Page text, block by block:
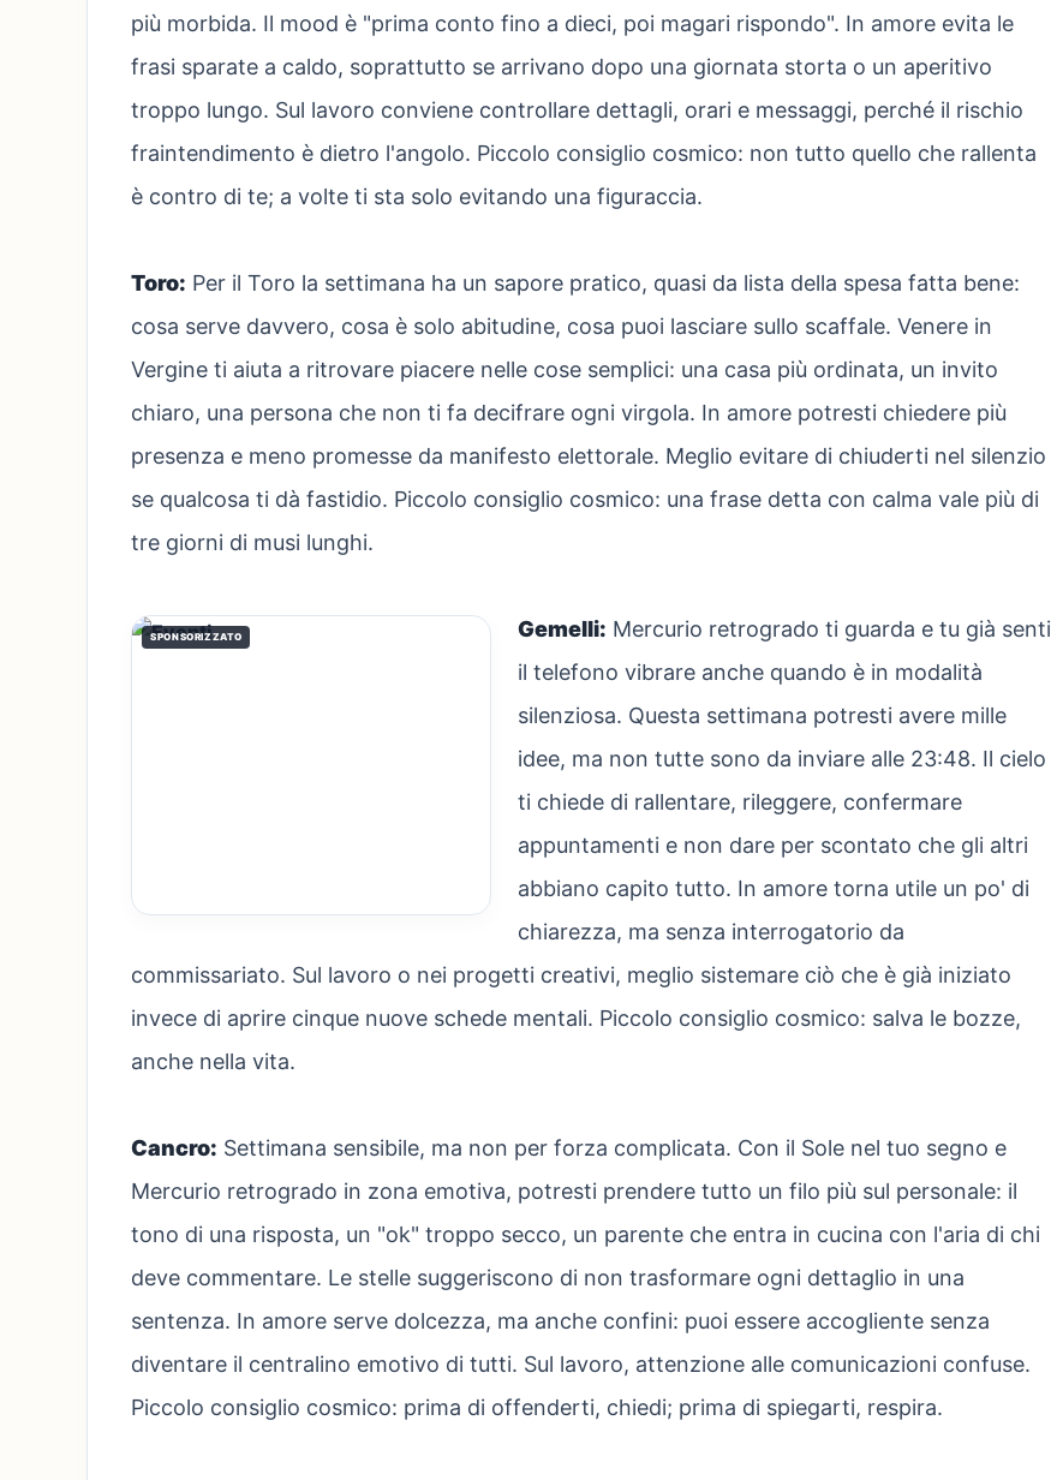
più morbida. Il mood è "prima conto fino a dieci, poi magari rispondo". In amore evita le
frasi sparate a caldo, soprattutto se arrivano dopo una giornata storta o un aperitivo
troppo lungo. Sul lavoro conviene controllare dettagli, orari e messaggi, perché il rischio
fraintendimento è dietro l'angolo. Piccolo consiglio cosmico: non tutto quello che rallenta
è contro di te; a volte ti sta solo evitando una figuraccia.
Toro: Per il Toro la settimana ha un sapore pratico, quasi da lista della spesa fatta bene:
cosa serve davvero, cosa è solo abitudine, cosa puoi lasciare sullo scaffale. Venere in
Vergine ti aiuta a ritrovare piacere nelle cose semplici: una casa più ordinata, un invito
chiaro, una persona che non ti fa decifrare ogni virgola. In amore potresti chiedere più
presenza e meno promesse da manifesto elettorale. Meglio evitare di chiuderti nel silenzio
se qualcosa ti dà fastidio. Piccolo consiglio cosmico: una frase detta con calma vale più di
tre giorni di musi lunghi.
SPONSORIZZATO Gemelli: Mercurio retrogrado ti guarda e tu già senti
il telefono vibrare anche quando è in modalità
silenziosa. Questa settimana potresti avere mille
idee, ma non tutte sono da inviare alle 23:48. Il cielo
ti chiede di rallentare, rileggere, confermare
appuntamenti e non dare per scontato che gli altri
abbiano capito tutto. In amore torna utile un po' di
chiarezza, ma senza interrogatorio da
commissariato. Sul lavoro o nei progetti creativi, meglio sistemare ciò che è già iniziato
invece di aprire cinque nuove schede mentali. Piccolo consiglio cosmico: salva le bozze,
anche nella vita.
Cancro: Settimana sensibile, ma non per forza complicata. Con il Sole nel tuo segno e
Mercurio retrogrado in zona emotiva, potresti prendere tutto un filo più sul personale: il
tono di una risposta, un "ok" troppo secco, un parente che entra in cucina con l'aria di chi
deve commentare. Le stelle suggeriscono di non trasformare ogni dettaglio in una
sentenza. In amore serve dolcezza, ma anche confini: puoi essere accogliente senza
diventare il centralino emotivo di tutti. Sul lavoro, attenzione alle comunicazioni confuse.
Piccolo consiglio cosmico: prima di offenderti, chiedi; prima di spiegarti, respira.